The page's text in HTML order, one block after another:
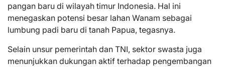
pangan baru di wilayah timur Indonesia. Hal ini
menegaskan potensi besar lahan Wanam sebagai
lumbung padi baru di tanah Papua, tegasnya.
Selain unsur pemerintah dan TNI, sektor swasta juga
menunjukkan dukungan aktif terhadap pengembangan